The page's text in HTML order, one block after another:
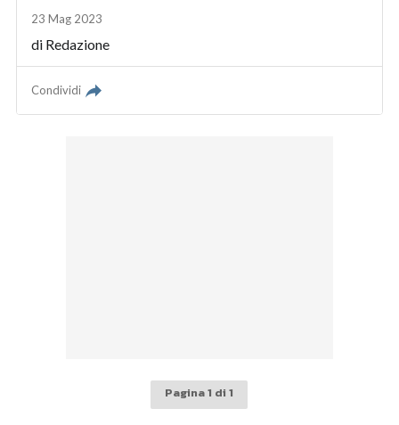
23 Mag 2023
di Redazione
Condividi
Pagina 1 di 1